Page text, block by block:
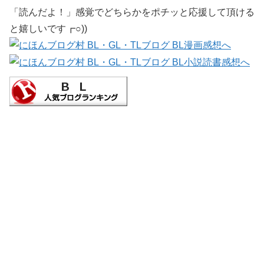
「読んだよ！」感覚でどちらかをポチッと応援して頂ける
と嬉しいです┏○))